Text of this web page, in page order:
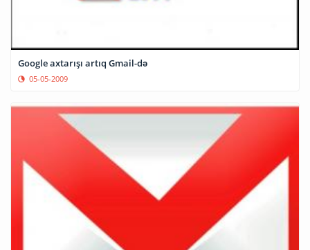
Google axtarışı artıq Gmail-də
05-05-2009